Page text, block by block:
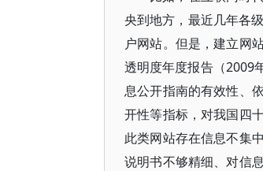
央到地方，最近几年各
户网站。但是，建立网
透明度年度报告（2009
息公开指南的有效性、
开性等指标，对我国四
此类网站存在信息不集
说明书不够精细、对信